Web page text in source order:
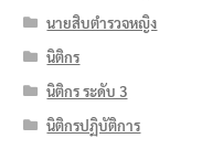
นายสิบตำรวจหญิง
นิติกร
นิติกร ระดับ 3
นิติกรปฏิบัติการ